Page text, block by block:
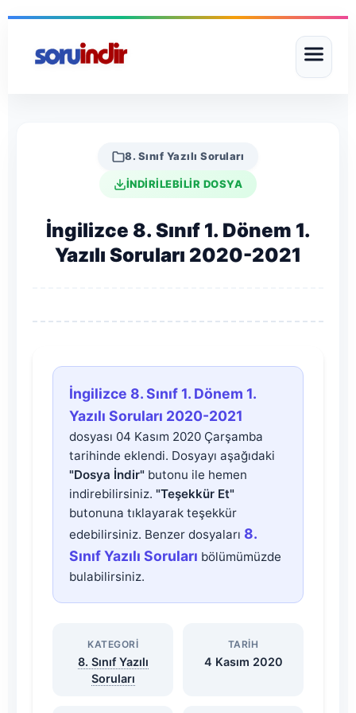
8. Sınıf Yazılı Soruları
İNDİRİLEBİLİR DOSYA
İngilizce 8. Sınıf 1. Dönem 1.
Yazılı Soruları 2020-2021
İngilizce
8.
Sınıf
1.
Dönem
1.
Soruları
İngilizce 8. Sınıf 1. Dönem 1.
Yazılı Soruları 2020-2021
dosyası 04 Kasım 2020 Çarşamba
tarihinde eklendi. Dosyayı aşağıdaki
"Dosya İndir" butonu ile hemen
indirebilirsiniz. "Teşekkür Et"
butonuna tıklayarak teşekkür
edebilirsiniz. Benzer dosyaları 8.
Sınıf Yazılı Soruları bölümümüzde
bulabilirsiniz.
KATEGORI
8. Sınıf Yazılı
Soruları
TARIH
4 Kasım 2020